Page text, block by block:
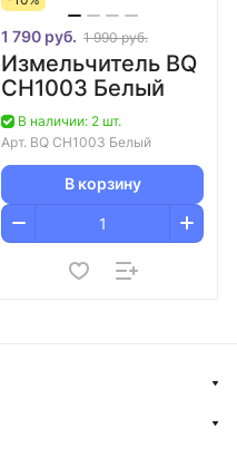
1 790 руб. 1 990 руб.
Измельчитель BQ
CH1003 Белый
В наличии: 2 шт.
Арт. BQ CH1003 Белый
В корзину